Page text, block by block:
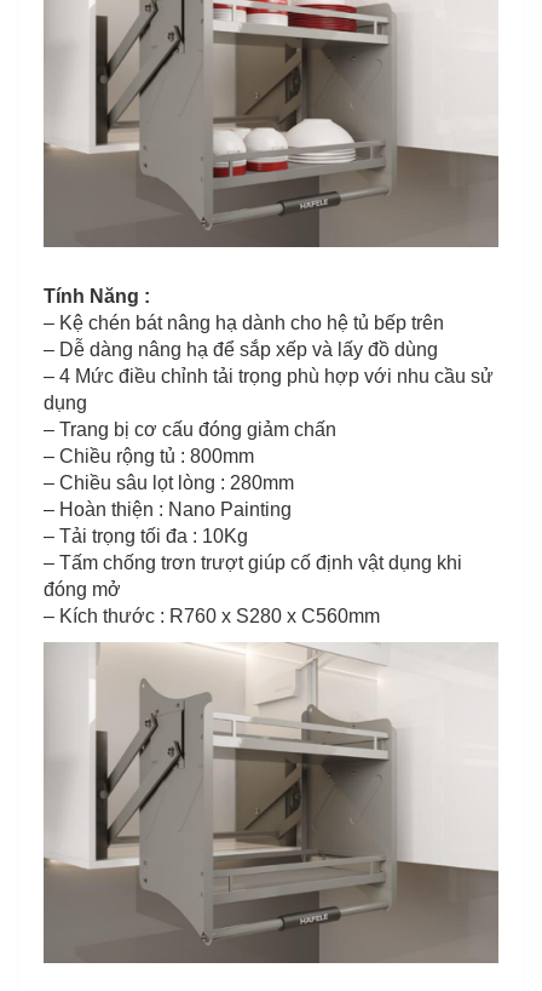
Tính Năng :
– Kệ chén bát nâng hạ dành cho hệ tủ bếp trên
– Dễ dàng nâng hạ để sắp xếp và lấy đồ dùng
– 4 Mức điều chỉnh tải trọng phù hợp với nhu cầu sử
dụng
– Trang bị cơ cấu đóng giảm chấn
– Chiều rộng tủ : 800mm
– Chiều sâu lọt lòng : 280mm
– Hoàn thiện : Nano Painting
– Tải trọng tối đa : 10Kg
– Tấm chống trơn trượt giúp cố định vật dụng khi
đóng mở
– Kích thước : R760 x S280 x C560mm